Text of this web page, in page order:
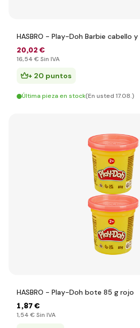
HASBRO - Play-Doh Barbie cabello
20,02 €
16,54 € Sin IVA
+ 20 puntos
Última pieza en stock(En usted 17.08.)
HASBRO - Play-Doh bote 85 g rojo
1,87 €
1,54 € Sin IVA